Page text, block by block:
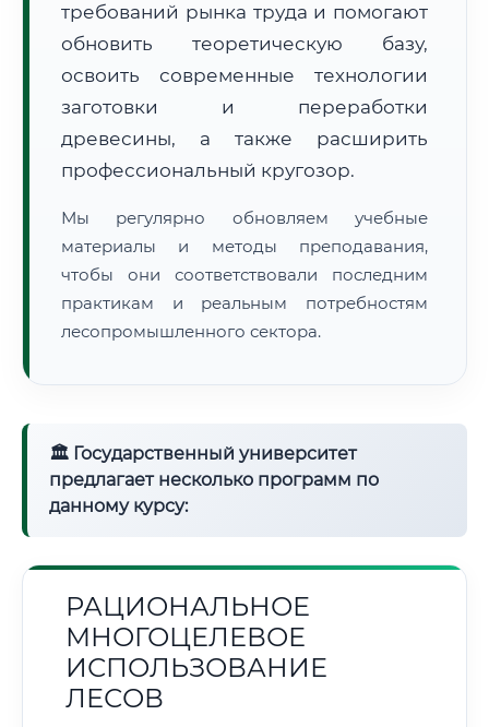
Расчет логистики оригиналов:
• Маршрут транзита:
~2 450 км
• Экспресс-доставка СДЭК / Почтой: 4–6 рабочих дней
🔍 Нажмите на документ для увеличения и просмотра
требований рынка труда и помогают
обновить теоретическую базу,
освоить современные технологии
заготовки и переработки
древесины, а также расширить
профессиональный кругозор.
Мы регулярно обновляем учебные
материалы и методы преподавания,
чтобы они соответствовали последним
практикам и реальным потребностям
лесопромышленного сектора.
🏛 Государственный университет
предлагает несколько программ по
данному курсу:
РАЦИОНАЛЬНОЕ
МНОГОЦЕЛЕВОЕ
ИСПОЛЬЗОВАНИЕ
ЛЕСОВ